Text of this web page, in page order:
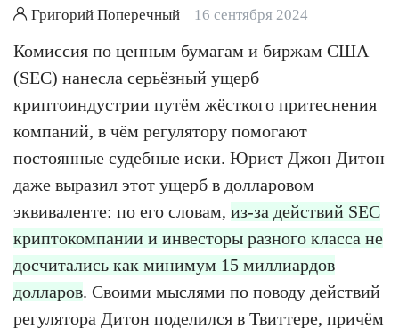
Григорий Поперечный 16 сентября 2024
Комиссия по ценным бумагам и биржам США
(SEC) нанесла серьёзный ущерб
криптоиндустрии путём жёсткого притеснения
компаний, в чём регулятору помогают
постоянные судебные иски. Юрист Джон Дитон
даже выразил этот ущерб в долларовом
эквиваленте: по его словам, из-за действий SEC
криптокомпании и инвесторы разного класса не
досчитались как минимум 15 миллиардов
долларов. Своими мыслями по поводу действий
регулятора Дитон поделился в Твиттере, причём